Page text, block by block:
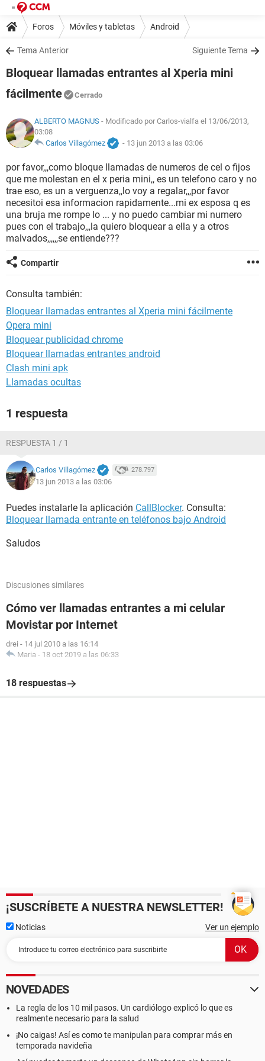
Foros Móviles y tabletas Android
Tema Anterior Siguiente Tema
Bloquear llamadas entrantes al Xperia mini
fácilmente
Cerrado
ALBERTO MAGNUS - Modificado por Carlos-vialfa el 13/06/2013,
03:08
Carlos Villagómez
- 13 jun 2013 a las 03:06
por favor,,,como bloque llamadas de numeros de cel o fijos
que me molestan en el x peria mini,, es un telefono caro y no
trae eso, es un a verguenza,,lo voy a regalar,,,por favor
necesitoi esa informacion rapidamente...mi ex esposa q es
una bruja me rompe lo ... y no puedo cambiar mi numero
pues con el trabajo,,,la quiero bloquear a ella y a otros
malvados,,,,,,se entiende???
Compartir
Consulta también:
Bloquear llamadas entrantes al Xperia mini fácilmente
Opera mini
Bloquear publicidad chrome
Bloquear llamadas entrantes android
Clash mini apk
Llamadas ocultas
1 respuesta
RESPUESTA 1 / 1
Carlos Villagómez 278.797
13 jun 2013 a las 03:06
Puedes instalarle la aplicación CallBlocker. Consulta:
Bloquear llamada entrante en teléfonos bajo Android
Saludos
Discusiones similares
Cómo ver llamadas entrantes a mi celular
Movistar por Internet
drei - 14 jul 2010 a las 16:14
Maria - 18 oct 2019 a las 06:33
18 respuestas
¡SUSCRÍBETE A NUESTRA NEWSLETTER!
Noticias Ver un ejemplo
NOVEDADES
La regla de los 10 mil pasos. Un cardiólogo explicó lo que es
realmente necesario para la salud
¡No caigas! Así es como te manipulan para comprar más en
temporada navideña